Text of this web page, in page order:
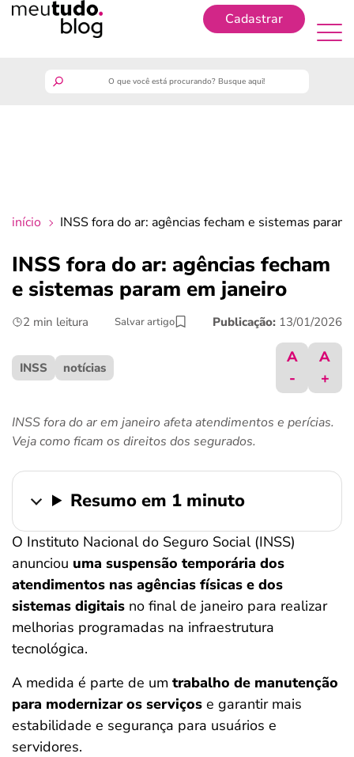
Cadastrar
crédito fácil
últimas notícias
ferramentas
início INSS fora do ar: agências fecham e sistemas
INSS fora do ar: agências fecham
e sistemas param em janeiro
2 min leitura Salvar artigo Publicação: 13/01/2026
INSS notícias
A
-
A
+
INSS fora do ar em janeiro afeta atendimentos e perícias.
Veja como ficam os direitos dos segurados.
Resumo em 1 minuto
O Instituto Nacional do Seguro Social (INSS)
anunciou uma suspensão temporária dos
atendimentos nas agências físicas e dos
sistemas digitais no final de janeiro para realizar
melhorias programadas na infraestrutura
tecnológica.
A medida é parte de um trabalho de manutenção
para modernizar os serviços e garantir mais
estabilidade e segurança para usuários e
servidores.